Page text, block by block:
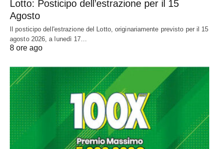
Lotto: Posticipo dell’estrazione per il 15
Agosto
Il posticipo dell'estrazione del Lotto, originariamente previsto per il 15
agosto 2026, a lunedì 17…
8 ore ago